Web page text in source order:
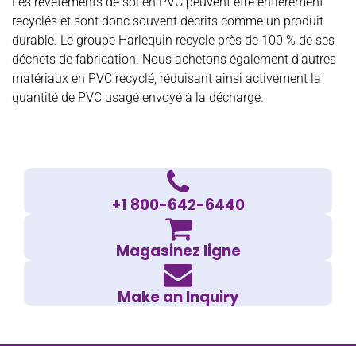
recyclés et sont donc souvent décrits comme un produit
durable. Le groupe Harlequin recycle près de 100 % de ses
déchets de fabrication. Nous achetons également d’autres
matériaux en PVC recyclé, réduisant ainsi activement la
quantité de PVC usagé envoyé à la décharge.
+1 800-642-6440
Magasinez ligne
Make an Inquiry